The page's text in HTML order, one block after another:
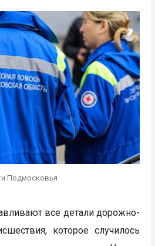
Подмосковья
все детали дорожно-
которое случилось